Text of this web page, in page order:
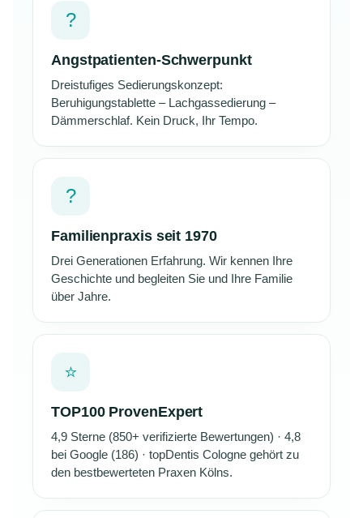
?
Angstpatienten-Schwerpunkt
Dreistufiges Sedierungskonzept:
Beruhigungstablette – Lachgassedierung –
Dämmerschlaf. Kein Druck, Ihr Tempo.
?
Familienpraxis seit 1970
Drei Generationen Erfahrung. Wir kennen Ihre
Geschichte und begleiten Sie und Ihre Familie
über Jahre.
⭐
TOP100 ProvenExpert
4,9 Sterne (850+ verifizierte Bewertungen) · 4,8
bei Google (186) · topDentis Cologne gehört zu
den bestbewerteten Praxen Kölns.